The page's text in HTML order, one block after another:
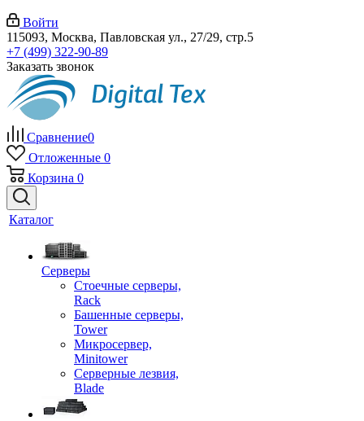
Войти
115093, Москва, Павловская ул., 27/29, стр.5
+7 (499) 322-90-89
Заказать звонок
Сравнение0
Отложенные 0
Корзина 0
Каталог
Серверы
Стоечные серверы,
Rack
Башенные серверы,
Tower
Микросервер,
Minitower
Серверные лезвия,
Blade